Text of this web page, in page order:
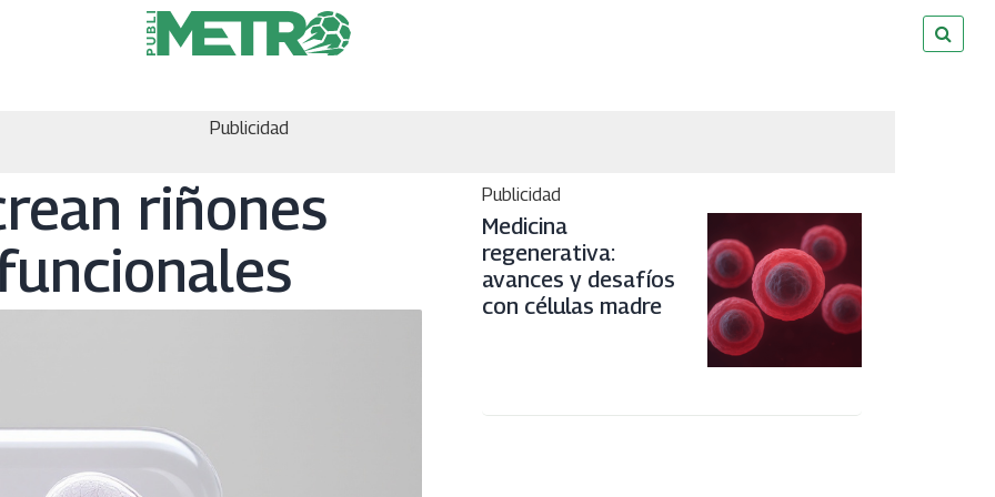
Publicidad
riñones
Publicidad
Medicina
regenerativa:
avances y desafíos
con células madre